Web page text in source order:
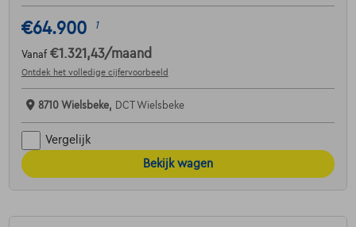
€64.900 1
Vanaf €1.321,43/maand
Ontdek het volledige cijfervoorbeeld
8710 Wielsbeke, DCT Wielsbeke
Vergelijk
Bekijk wagen